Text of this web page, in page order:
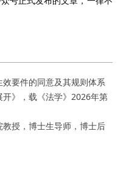
要件的同意及其规则体系
》，载《法学》2026年第
教授，博士生导师，博士后